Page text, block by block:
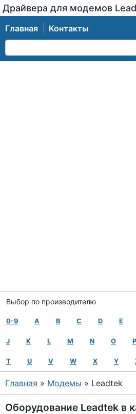
Драйвера для модемов
Главная Контакты
Выбор по производителю
0-9 A B C D E
J K L M N O P
T U V W X Y
Главная » Модемы » Leadtek
Оборудование Leadtek в